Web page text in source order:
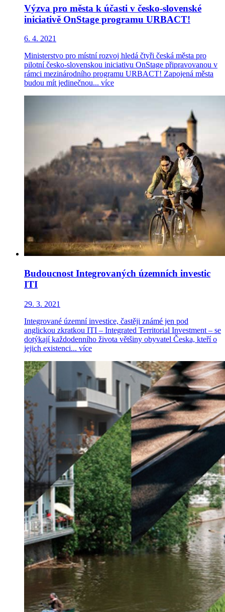
Výzva pro města k účasti v česko-slovenské
iniciativě OnStage programu URBACT!
6. 4. 2021
Ministerstvo pro místní rozvoj hledá čtyři česká města pro
pilotní česko-slovenskou iniciativu OnStage připravovanou v
rámci mezinárodního programu URBACT! Zapojená města
budou mít jedinečnou... více
Budoucnost Integrovaných územních investic
ITI
29. 3. 2021
Integrované územní investice, častěji známé jen pod
anglickou zkratkou ITI – Integrated Territorial Investment – se
dotýkají každodenního života většiny obyvatel Česka, kteří o
jejich existenci... více